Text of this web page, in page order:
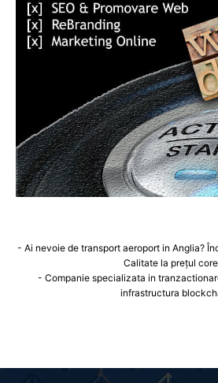
- Ai nevoie de transport aeroport in Anglia?
Calitate la prețul
- Companie specializata in
infrastructura